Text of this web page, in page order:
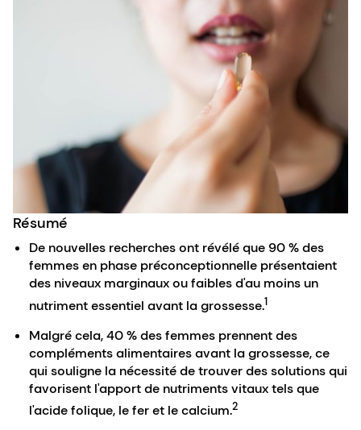
Résumé
De nouvelles recherches ont révélé que 90 % des
femmes en phase préconceptionnelle présentaient
des niveaux marginaux ou faibles d'au moins un
nutriment essentiel avant la grossesse.1
Malgré cela, 40 % des femmes prennent des
compléments alimentaires avant la grossesse, ce
qui souligne la nécessité de trouver des solutions qui
favorisent l'apport de nutriments vitaux tels que
l'acide folique, le fer et le calcium.2